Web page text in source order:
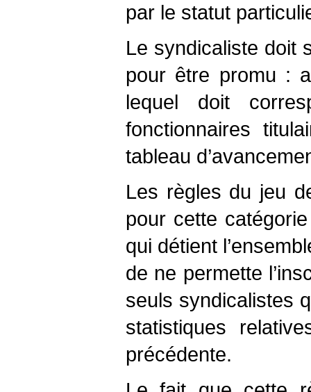
par le statut
Le syndicaliste doit
pour être promu :
lequel doit
fonctionnaires
tableau
Les règles du jeu
pour cette
qui détient
de ne permette
seuls syndicalistes
statistiques
précédente.